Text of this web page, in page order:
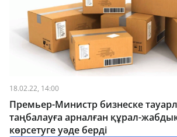
18.02.22, 14:00
Премьер-Министр бизнеске
таңбалауға арналған құрал-
көрсетуге уәде берді